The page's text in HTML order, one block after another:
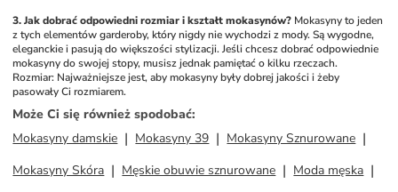
3. Jak dobrać odpowiedni rozmiar i kształt mokasynów? Mokasyny to jeden
z tych elementów garderoby, który nigdy nie wychodzi z mody. Są wygodne,
eleganckie i pasują do większości stylizacji. Jeśli chcesz dobrać odpowiednie
mokasyny do swojej stopy, musisz jednak pamiętać o kilku rzeczach.
Rozmiar: Najważniejsze jest, aby mokasyny były dobrej jakości i żeby
pasowały Ci rozmiarem.
Może Ci się również spodobać:
Mokasyny damskie
Mokasyny 39
Mokasyny Sznurowane
Mokasyny Skóra
Męskie obuwie sznurowane
Moda męska